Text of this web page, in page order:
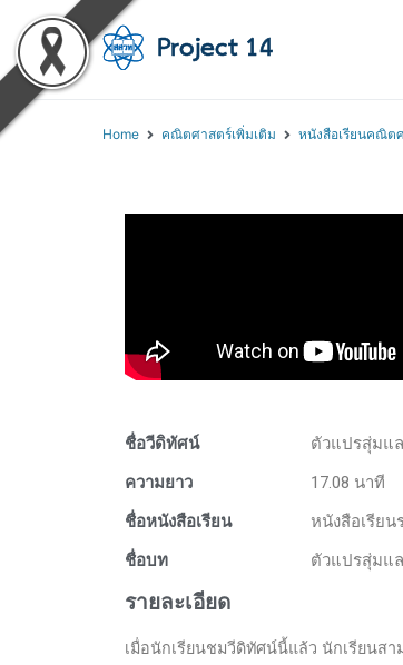
Home คณิตศาสตร์เพิ่มเติม หนังสือเรียนคณิต
ชื่อวีดิทัศน์
ตัวแปรสุ่มแ
ความยาว
17.08 นาที
ชื่อหนังสือเรียน
หนังสือเรีย
ชื่อบท
ตัวแปรสุ่มแ
รายละเอียด
เมื่อนักเรียนชมวีดิทัศน์นี้แล้ว นักเรียนสา